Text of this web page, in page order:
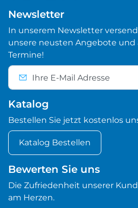
Newsletter
In unserem Newsletter
unsere neusten Angebote
Termine!
Katalog
Bestellen Sie jetzt kostenlos
Katalog Bestellen
Bewerten Sie uns
Die Zufriedenheit unserer
am Herzen.